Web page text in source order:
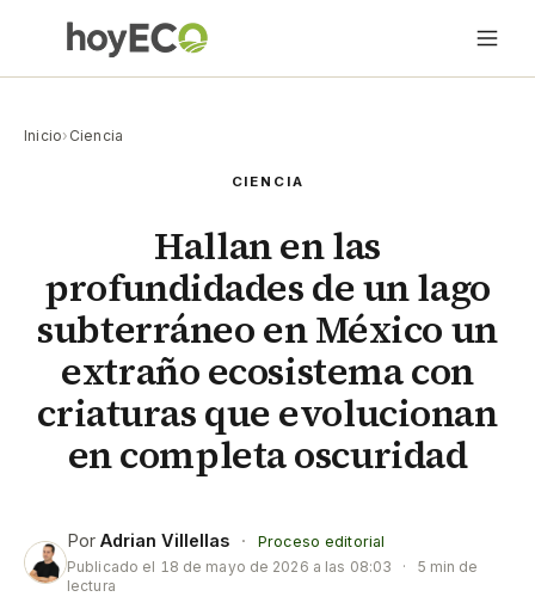
Inicio› Ciencia
CIENCIA
Hallan en las
profundidades de un lago
subterráneo en México un
extraño ecosistema con
criaturas que evolucionan
en completa oscuridad
Por Adrian Villellas ·
Proceso editorial
Publicado el 18 de mayo de 2026 a las 08:03 ·
5 min de
lectura